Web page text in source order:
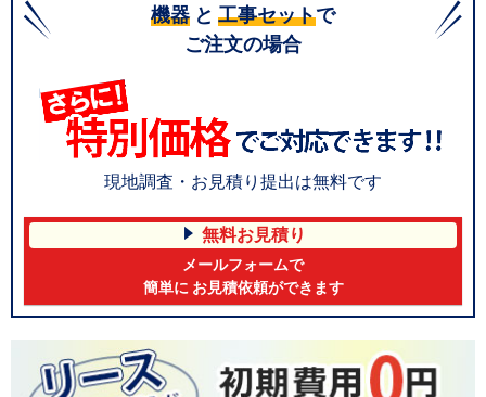
機器 と 工事セットで
ご注文の場合
現地調査・お見積り提出は無料です
無料お見積り
メールフォームで
簡単に お見積依頼ができます